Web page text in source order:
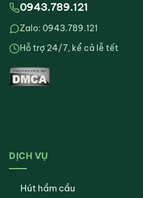
0943.789.121
Zalo: 0943.789.121
Hỗ trợ 24/7, kể cả lễ tết
DỊCH VỤ
Hút hầm cầu